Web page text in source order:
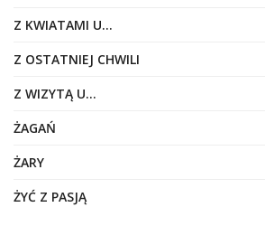
Z KWIATAMI U…
Z OSTATNIEJ CHWILI
Z WIZYTĄ U…
ŻAGAŃ
ŻARY
ŻYĆ Z PASJĄ